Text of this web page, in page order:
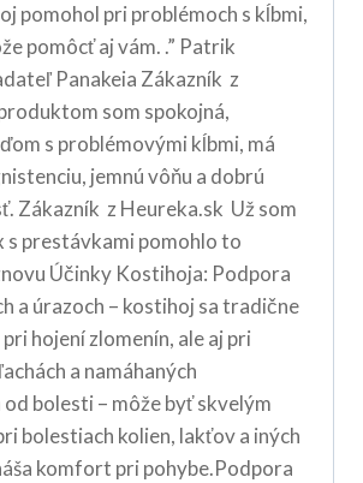
pomohol pri problémoch s kĺbmi,
pomôcť aj vám. .” Patrik
Panakeia Zákazník z
som spokojná,
s problémovými kĺbmi, má
jemnú vôňu a dobrú
Zákazník z Heureka.sk Už som
s prestávkami pomohlo to
Účinky Kostihoja: Podpora
a úrazoch – kostihoj sa tradične
hojení zlomenín, ale aj pri
a namáhaných
bolesti – môže byť skvelým
bolestiach kolien, lakťov a iných
komfort pri pohybe.Podpora